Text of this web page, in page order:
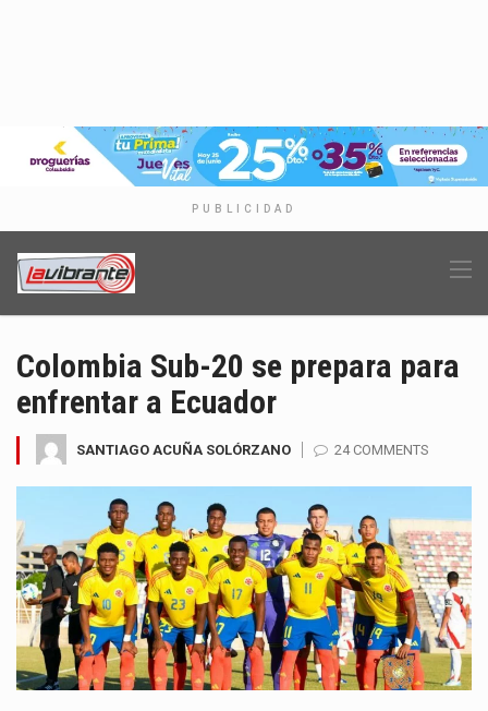
PUBLICIDAD
Colombia Sub-20 se prepara para
enfrentar a Ecuador
SANTIAGO ACUÑA SOLÓRZANO 24 COMMENTS